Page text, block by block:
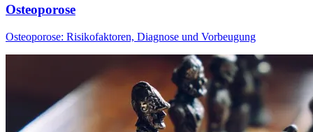
Osteoporose
Osteoporose: Risikofaktoren, Diagnose und Vorbeugung